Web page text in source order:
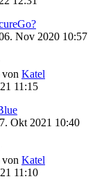
Nov 2020 10:57
von Katel
11:15
Okt 2021 10:40
von Katel
11:10